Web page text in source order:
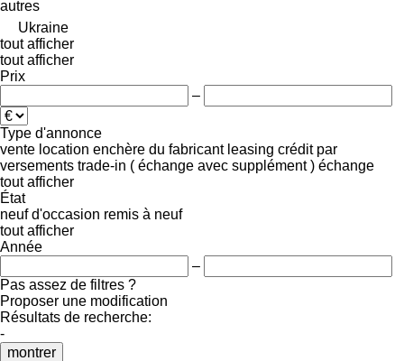
autres
Ukraine
tout afficher
tout afficher
Prix
–
Type d'annonce
vente location enchère du fabricant leasing crédit par
versements trade-in ( échange avec supplément ) échange
tout afficher
État
neuf d'occasion remis à neuf
tout afficher
Année
–
Pas assez de filtres ?
Proposer une modification
Résultats de recherche:
-
montrer